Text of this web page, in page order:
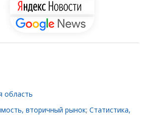
область
вторичный рынок; Статистика,